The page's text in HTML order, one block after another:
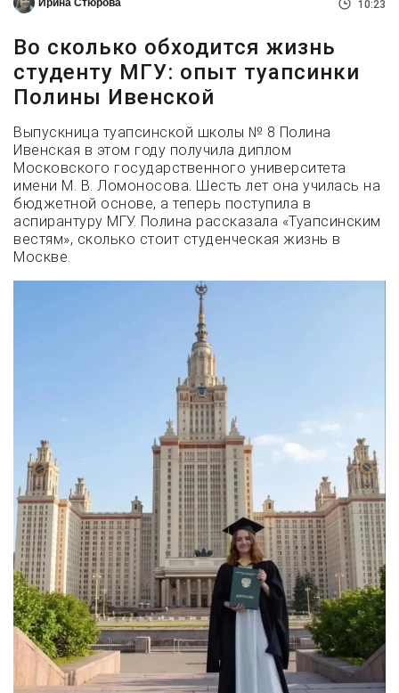
10:23
Во сколько обходится жизнь
студенту МГУ: опыт туапсинки
Полины Ивенской
Выпускница туапсинской школы № 8 Полина
Ивенская в этом году получила диплом
Московского государственного университета
имени М. В. Ломоносова. Шесть лет она училась на
бюджетной основе, а теперь поступила в
аспирантуру МГУ. Полина рассказала «Туапсинским
вестям», сколько стоит студенческая жизнь в
Москве.